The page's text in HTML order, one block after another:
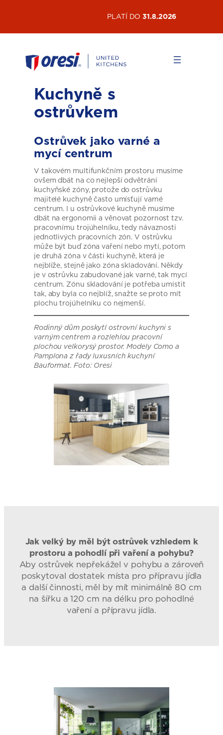
PLATÍ DO31.8.2026
Kuchyně s
ostrůvkem
Ostrůvek jako varné a
mycí centrum
V takovém multifunkčním prostoru musíme
ovšem dbát na co nejlepší odvětrání
kuchyňské zóny, protože do ostrůvku
majitelé kuchyně často umísťují varné
centrum. I u ostrůvkové kuchyně musíme
dbát na ergonomii a věnovat pozornost tzv.
pracovnímu trojúhelníku, tedy návaznosti
jednotlivých pracovních zón. V ostrůvku
může být buď zóna vaření nebo mytí, potom
je druhá zóna v části kuchyně, která je
nejblíže, stejně jako zóna skladování. Někdy
je v ostrůvku zabudované jak varné, tak mycí
centrum. Zónu skladování je potřeba umístit
tak, aby byla co nejblíž, snažte se proto mít
plochu trojúhelníku co nejmenší.
Rodinný dům poskytl ostrovní kuchyni s
varným centrem a rozlehlou pracovní
plochou velkorysý prostor. Modely Como a
Pamplona z řady luxusních kuchyní
Bauformat. Foto: Oresi
Jak velký by měl být ostrůvek vzhledem k
prostoru a pohodlí při vaření a pohybu?
Aby ostrůvek nepřekážel v pohybu a zároveň
poskytoval dostatek místa pro přípravu jídla
a další činnosti, měl by mít minimálně 80 cm
na šířku a 120 cm na délku pro pohodlné
vaření a přípravu jídla.